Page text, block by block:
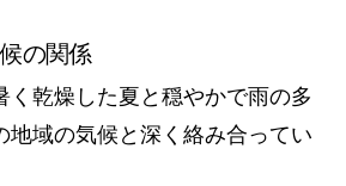
の関係
く乾燥した夏と穏やかで雨の多
地域の気候と深く絡み合ってい